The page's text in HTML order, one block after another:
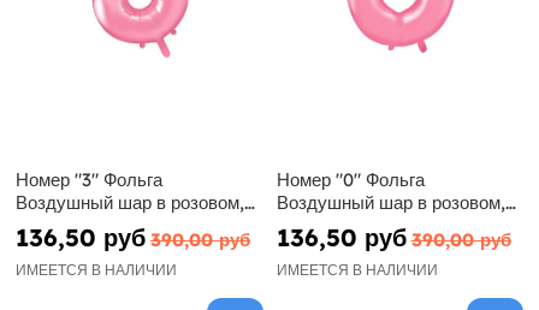
Номер "3" Фольга
Воздушный шар в розовом,
86 см
136,50 руб 390,00 руб
ИМЕЕТСЯ В НАЛИЧИИ
Номер "0" Фольга
Воздушный шар в розовом,
86 см
136,50 руб 390,00 руб
ИМЕЕТСЯ В НАЛИЧИИ